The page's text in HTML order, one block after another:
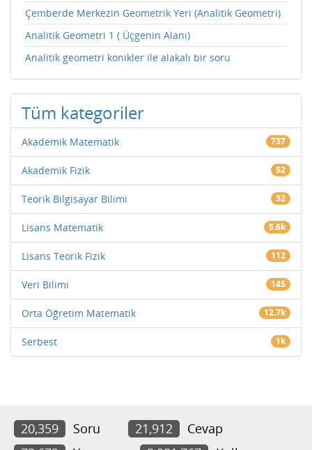
Çemberde Merkezin Geometrik Yeri (Analitik Geometri)
Analitik Geometri 1 ( Üçgenin Alanı)
Analitik geometri konikler ile alakalı bir soru
Tüm kategoriler
Akademik Matematik 737
Akademik Fizik 52
Teorik Bilgisayar Bilimi 32
Lisans Matematik 5.6k
Lisans Teorik Fizik 112
Veri Bilimi 145
Orta Öğretim Matematik 12.7k
Serbest 1k
20,359 Soru 21,912
Cevap